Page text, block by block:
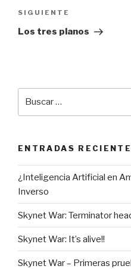
Siguiente
entrada
SIGUIENTE
Los tres planos
ENTRADAS
¿Inteligencia Artificial en
Inverso
Skynet War: Terminator
Skynet War: It’s alive!!
Skynet War – Primeras